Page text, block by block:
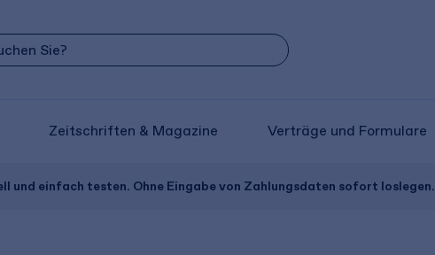
Zeitschriften & Magazine Verträge und Formulare
und einfach testen. Ohne Eingabe von Zahlungsdaten sofort loslegen.